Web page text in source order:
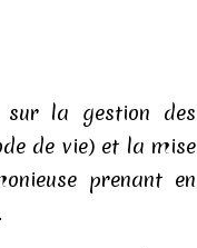
la gestion des
de vie) et la mise
prenant en